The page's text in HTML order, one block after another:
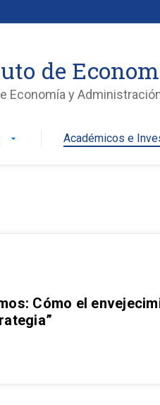
de
Economía y
arrow_drop_down Académicos e
Cómo el